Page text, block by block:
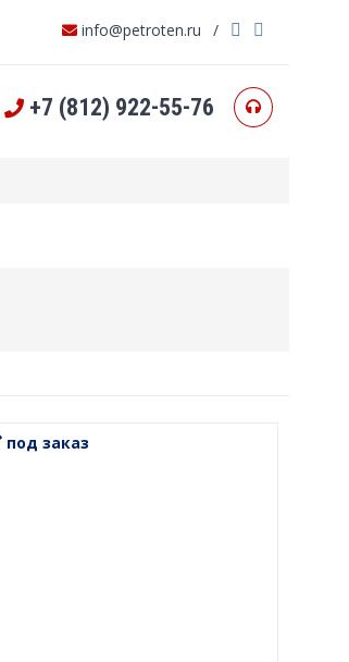
info@petroten.ru /
+7 (812) 922-55-76
под заказ